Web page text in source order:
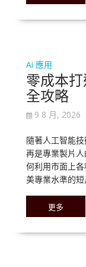
Ai 應用
零成本
全攻略
9 8 月, 2026
隨著人工智能
再是專業製片
何利用市面上
美專業水準的
更多